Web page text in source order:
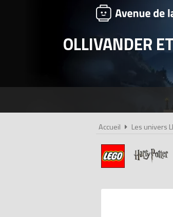
OLLIVANDER
Accueil Les univers